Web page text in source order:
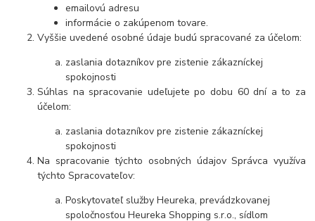
emailovú adresu
informácie o zakúpenom tovare.
Vyššie uvedené osobné údaje budú spracované za účelom:
zaslania dotazníkov pre zistenie zákazníckej
spokojnosti
Súhlas na spracovanie udeľujete po dobu 60 dní a to za
účelom:
zaslania dotazníkov pre zistenie zákazníckej
spokojnosti
Na spracovanie týchto osobných údajov Správca využíva
týchto Spracovateľov:
Poskytovateľ služby Heureka, prevádzkovanej
spoločnosťou Heureka Shopping s.r.o., sídlom